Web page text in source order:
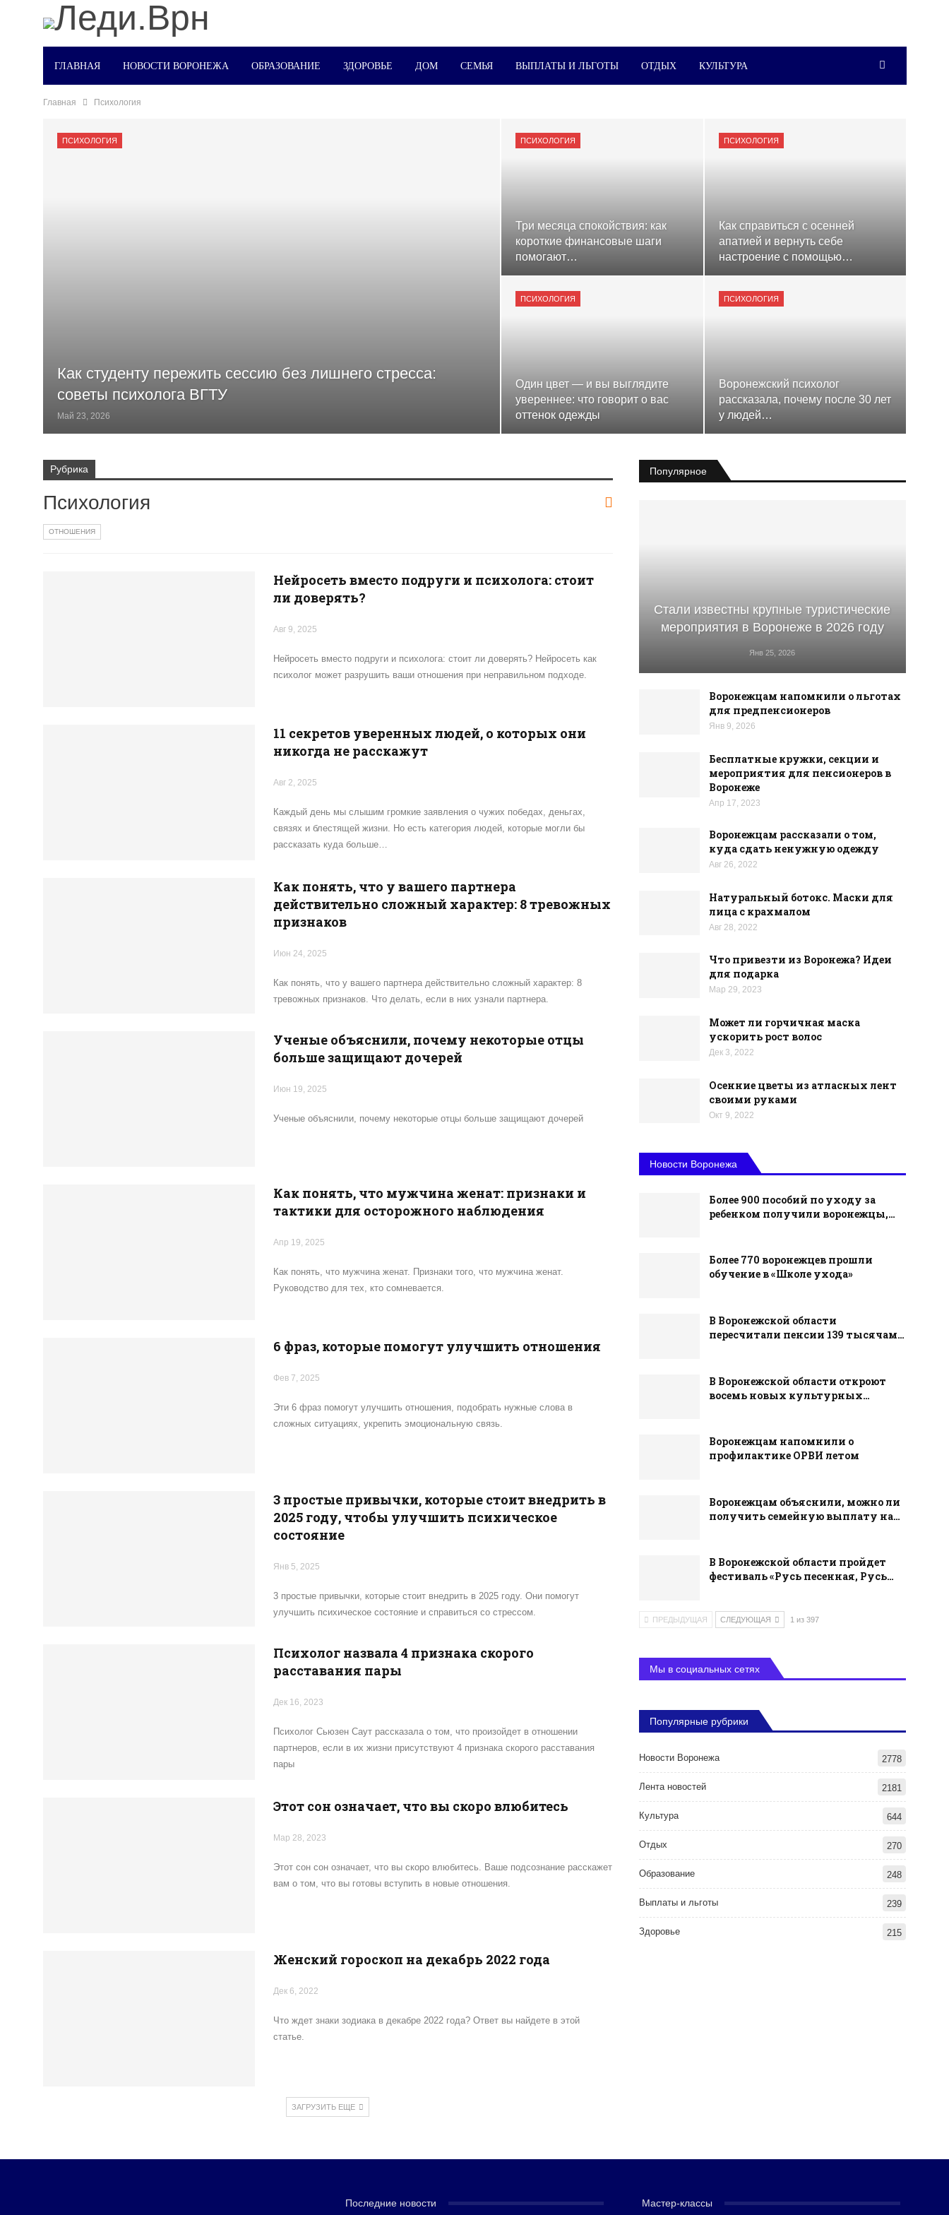
ГЛАВНАЯ НОВОСТИ ВОРОНЕЖА ОБРАЗОВАНИЕ ЗДОРОВЬЕ ДОМ СЕМЬЯ ВЫПЛАТЫ И ЛЬГОТЫ ОТДЫХ КУЛЬТУРА
Главная Психология
ПСИХОЛОГИЯ
Как студенту пережить сессию без лишнего стресса:
советы психолога ВГТУ
Май 23, 2026
ПСИХОЛОГИЯ
Три месяца спокойствия: как
короткие финансовые шаги
помогают…
ПСИХОЛОГИЯ
Как справиться с осенней
апатией и вернуть себе
настроение с помощью…
ПСИХОЛОГИЯ
Один цвет — и вы выглядите
увереннее: что говорит о вас
оттенок одежды
ПСИХОЛОГИЯ
Воронежский психолог
рассказала, почему после 30 лет
у людей…
Рубрика
Психология
ОТНОШЕНИЯ
Нейросеть вместо подруги и психолога: стоит
ли доверять?
Авг 9, 2025
Нейросеть вместо подруги и психолога: стоит ли доверять? Нейросеть как
психолог может разрушить ваши отношения при неправильном подходе.
11 секретов уверенных людей, о которых они
никогда не расскажут
Авг 2, 2025
Каждый день мы слышим громкие заявления о чужих победах, деньгах,
связях и блестящей жизни. Но есть категория людей, которые могли бы
рассказать куда больше…
Как понять, что у вашего партнера
действительно сложный характер: 8 тревожных
признаков
Июн 24, 2025
Как понять, что у вашего партнера действительно сложный характер: 8
тревожных признаков. Что делать, если в них узнали партнера.
Ученые объяснили, почему некоторые отцы
больше защищают дочерей
Июн 19, 2025
Ученые объяснили, почему некоторые отцы больше защищают дочерей
Как понять, что мужчина женат: признаки и
тактики для осторожного наблюдения
Апр 19, 2025
Как понять, что мужчина женат. Признаки того, что мужчина женат.
Руководство для тех, кто сомневается.
6 фраз, которые помогут улучшить отношения
Фев 7, 2025
Эти 6 фраз помогут улучшить отношения, подобрать нужные слова в
сложных ситуациях, укрепить эмоциональную связь.
3 простые привычки, которые стоит внедрить в
2025 году, чтобы улучшить психическое
состояние
Янв 5, 2025
3 простые привычки, которые стоит внедрить в 2025 году. Они помогут
улучшить психическое состояние и справиться со стрессом.
Психолог назвала 4 признака скорого
расставания пары
Дек 16, 2023
Психолог Сьюзен Саут рассказала о том, что произойдет в отношении
партнеров, если в их жизни присутствуют 4 признака скорого расставания
пары
Этот сон означает, что вы скоро влюбитесь
Мар 28, 2023
Этот сон сон означает, что вы скоро влюбитесь. Ваше подсознание расскажет
вам о том, что вы готовы вступить в новые отношения.
Женский гороскоп на декабрь 2022 года
Дек 6, 2022
Что ждет знаки зодиака в декабре 2022 года? Ответ вы найдете в этой
статье.
ЗАГРУЗИТЬ ЕЩЕ
Популярное
Стали известны крупные туристические
мероприятия в Воронеже в 2026 году
Янв 25, 2026
Воронежцам напомнили о льготах
для предпенсионеров
Янв 9, 2026
Бесплатные кружки, секции и
мероприятия для пенсионеров в
Воронеже
Апр 17, 2023
Воронежцам рассказали о том,
куда сдать ненужную одежду
Авг 26, 2022
Натуральный ботокс. Маски для
лица с крахмалом
Авг 28, 2022
Что привезти из Воронежа? Идеи
для подарка
Мар 29, 2023
Может ли горчичная маска
ускорить рост волос
Дек 3, 2022
Осенние цветы из атласных лент
своими руками
Окт 9, 2022
Новости Воронежа
Более 900 пособий по уходу за
ребенком получили воронежцы,…
Более 770 воронежцев прошли
обучение в «Школе ухода»
В Воронежской области
пересчитали пенсии 139 тысячам…
В Воронежской области откроют
восемь новых культурных…
Воронежцам напомнили о
профилактике ОРВИ летом
Воронежцам объяснили, можно ли
получить семейную выплату на…
В Воронежской области пройдет
фестиваль «Русь песенная, Русь…
ПРЕДЫДУЩАЯ СЛЕДУЮЩАЯ 1 из 397
Мы в социальных сетях
Популярные рубрики
Новости Воронежа 2778
Лента новостей 2181
Культура 644
Отдых 270
Образование 248
Выплаты и льготы 239
Здоровье 215
Последние новости Мастер-классы